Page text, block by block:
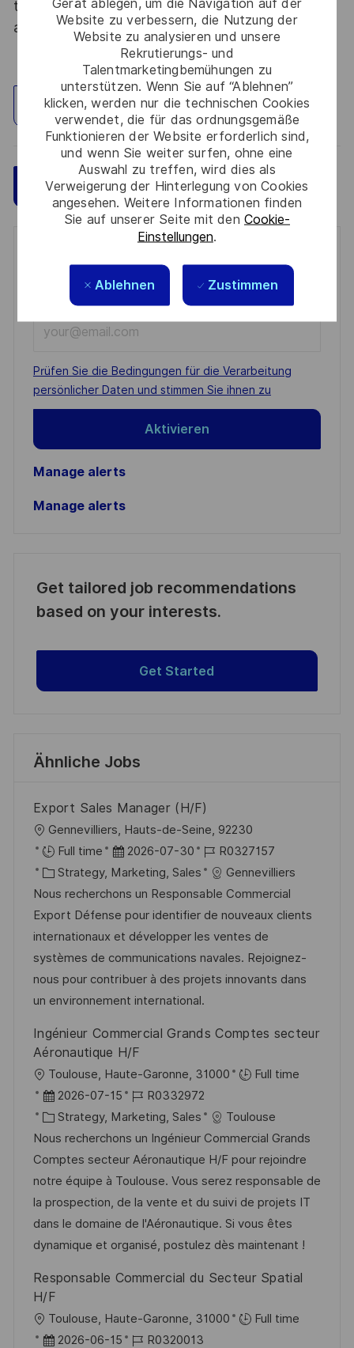
Gerät ablegen, um die Navigation auf der
Website zu verbessern, die Nutzung der
Website zu analysieren und unsere
Rekrutierungs- und
Talentmarketingbemühungen zu
unterstützen. Wenn Sie auf “Ablehnen”
klicken, werden nur die technischen Cookies
verwendet, die für das ordnungsgemäße
Funktionieren der Website erforderlich sind,
und wenn Sie weiter surfen, ohne eine
Auswahl zu treffen, wird dies als
Verweigerung der Hinterlegung von Cookies
angesehen. Weitere Informationen finden
Sie auf unserer Seite mit den Cookie-
Einstellungen.
Ablehnen Zustimmen
tous les talents. La diversité est notre meilleur
atout. Postulez et rejoignez nous !
Standort erkunden
Jetzt bewerben Speichern
You'll receive updates once a week
Enter
Email
address
(Required)
Required
Prüfen Sie die Bedingungen für die Verarbeitung
persönlicher Daten und stimmen Sie ihnen zu
Aktivieren
Manage alerts
Manage alerts
Get tailored job recommendations
based on your interests.
Get Started
Ähnliche Jobs
Export Sales Manager (H/F)
O
r
t
Gennevilliers, Hauts-de-Seine, 92230
Full time
D
a
t
u
m
d
e
r
e
l
h
n
g
2026-07-30
J
o
b
-
I
D
R0327157
K
a
t
e
g
o
r
e
Strategy, Marketing, Sales
Gennevilliers
Nous recherchons un Responsable Commercial
Export Défense pour identifier de nouveaux clients
internationaux et développer les ventes de
systèmes de communications navales. Rejoignez-
nous pour contribuer à des projets innovants dans
un environnement international.
Ingénieur Commercial Grands Comptes secteur
Aéronautique H/F
O
r
t
Toulouse, Haute-Garonne, 31000
Full time
D
a
t
u
m
d
e
r
e
2026-07-15
J
o
b
-
I
D
R0332972
K
a
t
e
g
o
r
e
Strategy, Marketing, Sales
Toulouse
Nous recherchons un Ingénieur Commercial Grands
Comptes secteur Aéronautique H/F pour rejoindre
notre équipe à Toulouse. Vous serez responsable de
la prospection, de la vente et du suivi de projets IT
dans le domaine de l'Aéronautique. Si vous êtes
dynamique et organisé, postulez dès maintenant !
Responsable Commercial du Secteur Spatial
H/F
O
r
Toulouse, Haute-Garonne, 31000
Full time
D 2026-06-15
J
R0320013